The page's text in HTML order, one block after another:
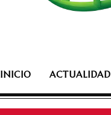
INICIO ACTUALIDAD